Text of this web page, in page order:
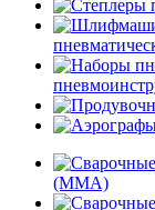
(MMA)